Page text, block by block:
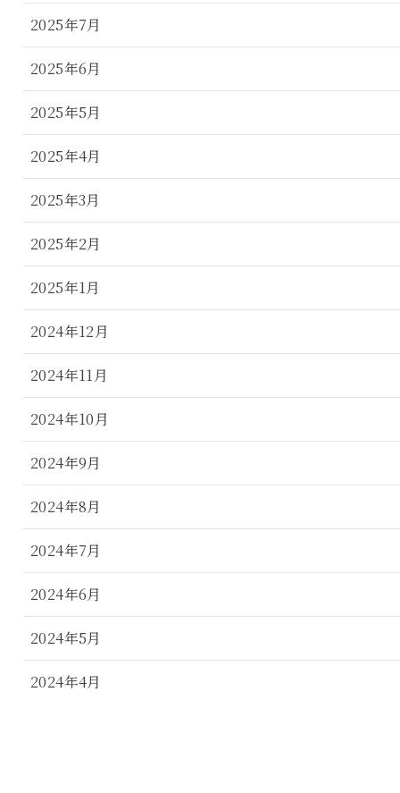
2025年7月
2025年6月
2025年5月
2025年4月
2025年3月
2025年2月
2025年1月
2024年12月
2024年11月
2024年10月
2024年9月
2024年8月
2024年7月
2024年6月
2024年5月
2024年4月